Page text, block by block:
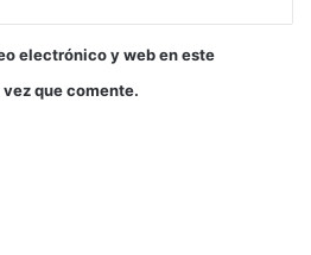
electrónico y web en este
que comente.